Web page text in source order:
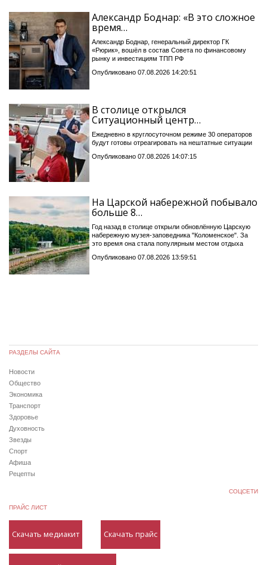
Александр Боднар: «В это сложное
время…
Александр Боднар, генеральный директор ГК
«Рюрик», вошёл в состав Совета по финансовому
рынку и инвестициям ТПП РФ
Опубликовано 07.08.2026 14:20:51
В столице открылся
Ситуационный центр…
Ежедневно в круглосуточном режиме 30 операторов
будут готовы отреагировать на нештатные ситуации
Опубликовано 07.08.2026 14:07:15
На Царской набережной побывало
больше 8…
Год назад в столице открыли обновлённую Царскую
набережную музея-заповедника "Коломенское". За
это время она стала популярным местом отдыха
Опубликовано 07.08.2026 13:59:51
РАЗДЕЛЫ САЙТА
Новости
Общество
Экономика
Транспорт
Здоровье
Духовность
Звезды
Спорт
Афиша
Рецепты
СОЦСЕТИ
ПРАЙС ЛИСТ
Скачать медиакит Скачать прайс